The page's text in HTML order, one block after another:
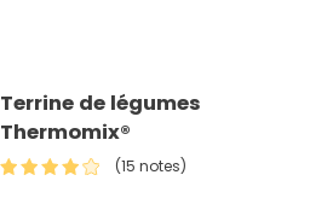
Terrine de légumes
Thermomix®
(15 notes)